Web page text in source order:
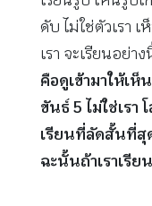
ดับ ไม่ใช่ตัวเรา
เรา จะเรียนอย่า
คือดูเข้ามาให้เห็
ขันธ์ 5 ไม่ใช่เรา
เรียนที่ลัดสั้นที่สุ
ฉะนั้นถ้าเราเรีย